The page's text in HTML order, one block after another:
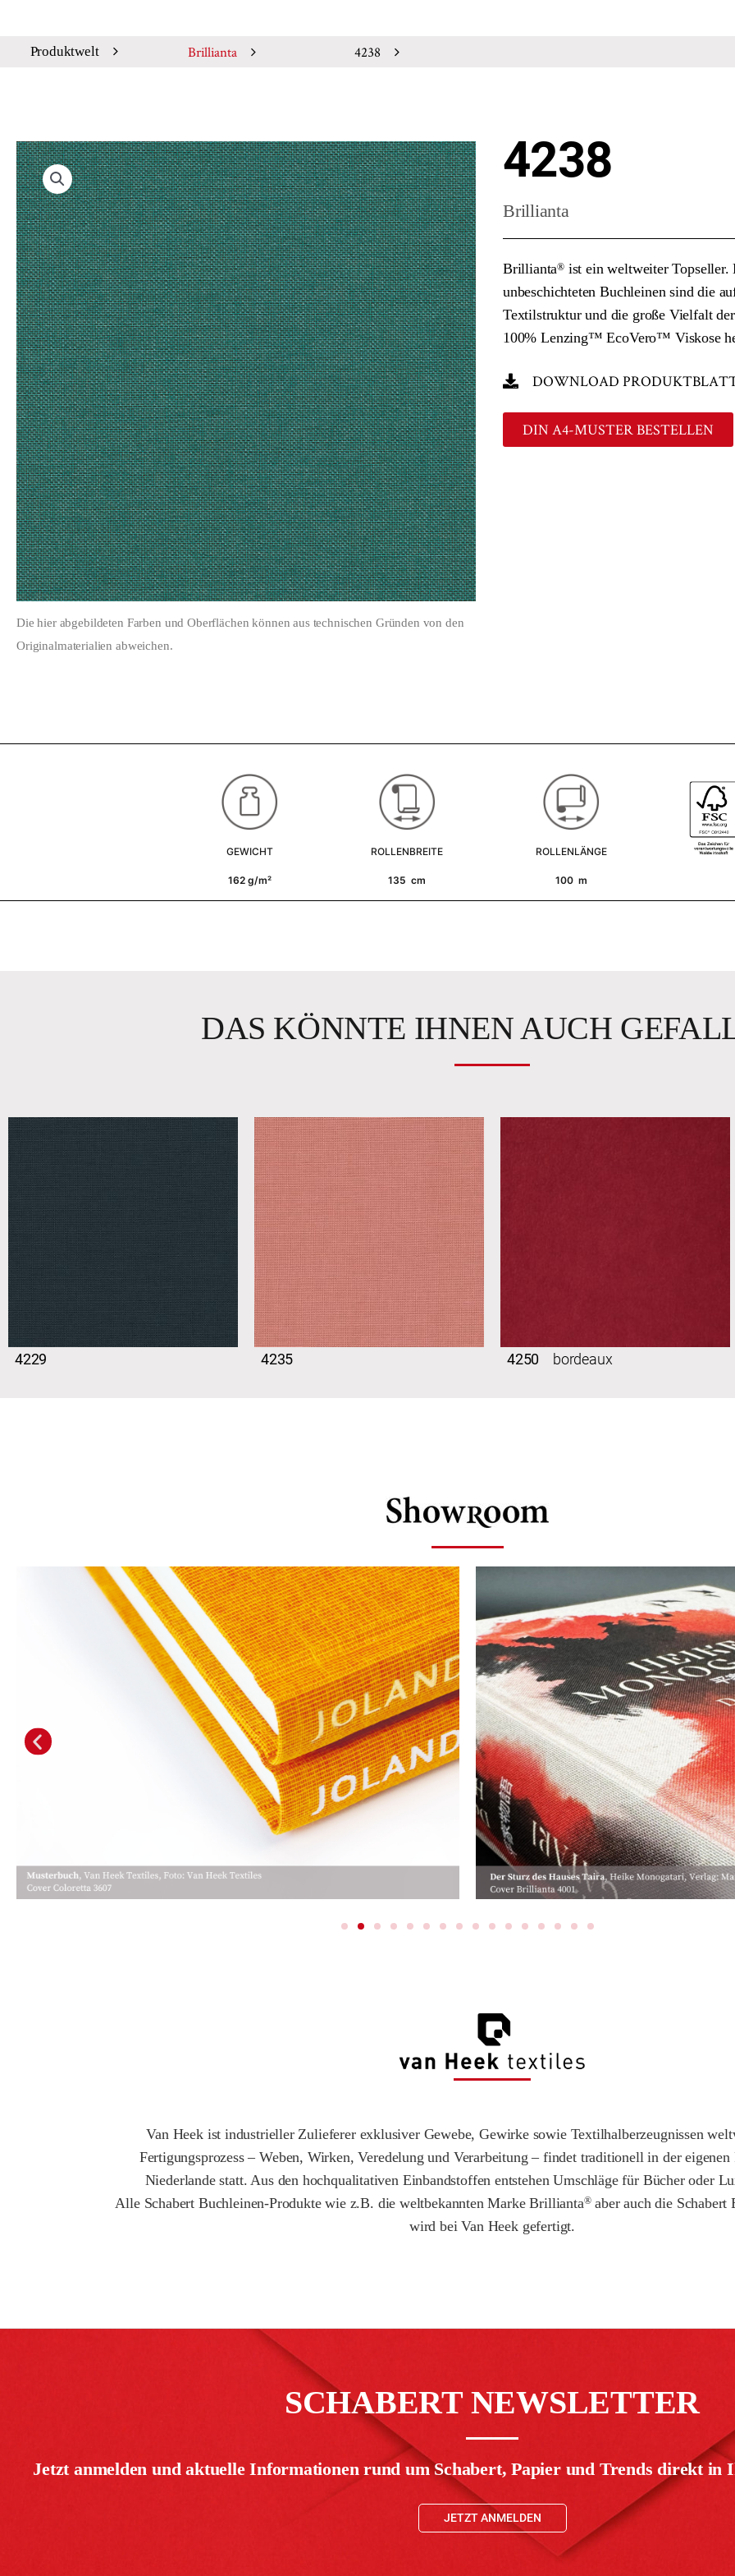
Produktwelt Brillianta 4238
Die hier abgebildeten Farben und Oberflächen können aus technischen Gründen von den
Originalmaterialien abweichen.
4238
Brillianta
Brillianta® ist ein weltweiter Topseller.
unbeschichteten Buchleinen sind die
Textilstruktur und die große Vielfalt
100% Lenzing™ EcoVero™ Viskose
DOWNLOAD
DIN A4-MUSTER BESTELLEN
GEWICHT
162 g/m²
ROLLENBREITE
135 cm
ROLLENLÄNGE
100 m
DAS KÖNNTE IHNEN AUCH
4229 4235 4250 bordeaux
Van Heek ist industrieller Zulieferer exklusiver Gewebe, Gewirke sowie Textilhalberzeugnissen
Fertigungsprozess – Weben, Wirken, Veredelung und Verarbeitung – findet traditionell in der
Niederlande statt. Aus den hochqualitativen Einbandstoffen entstehen Umschläge für Bücher oder
Alle Schabert Buchleinen-Produkte wie z.B. die weltbekannten Marke Brillianta®aber auch die Schabert
wird bei Van Heek gefertigt.
SCHABERT NEWSLETTER
Jetzt anmelden und aktuelle Informationen rund um Schabert, Papier und Trends direkt in
JETZT ANMELDEN